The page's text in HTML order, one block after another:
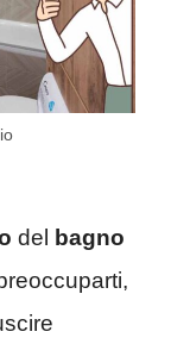
del
bagno